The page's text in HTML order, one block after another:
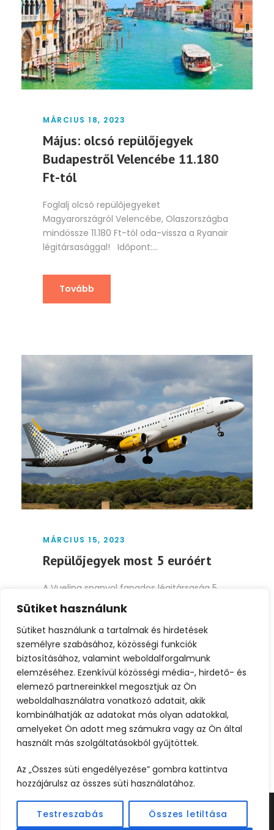
Sütiket használunk
Sütiket használunk a tartalmak és hirdetések
személyre szabásához, közösségi funkciók
biztosításához, valamint weboldalforgalmunk
elemzéséhez. Ezenkívül közösségi média-, hirdető- és
elemező partnereinkkel megosztjuk az Ön
weboldalhasználatra vonatkozó adatait, akik
kombinálhatják az adatokat más olyan adatokkal,
amelyeket Ön adott meg számukra vagy az Ön által
használt más szolgáltatásokból gyűjtöttek.
Az „Összes süti engedélyezése” gombra kattintva
hozzájárulsz az összes süti használatához.
Testreszabás Összes letiltása
MÁRCIUS 18, 2023
Május: olcsó repülőjegyek
Budapestről Velencébe 11.180
Ft-tól
Foglalj olcsó repülőjegyeket
Magyarországról Velencébe, Olaszországba
mindössze 11.180 Ft-tól oda-vissza a Ryanair
légitársasággal! Időpont:...
Tovább
MÁRCIUS 15, 2023
Repülőjegyek most 5 euróért
A Vueling spanyol fapados légitársaság 5
euróért kinál most repjegyeket. Fedezd fel
Spanyolországot! Foglalj repjegyeket...
Tovább
1